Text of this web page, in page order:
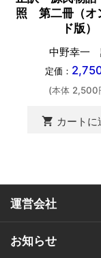
照 第二冊（オ
ド版）
中野幸一
定価：
(本体 2,500
shopping_cart カートに
運営会社
お知らせ